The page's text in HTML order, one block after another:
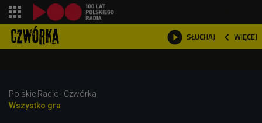
 SŁUCHAJ  WIĘCEJ

Polskie Radio
Czwórka
Wszystko gra